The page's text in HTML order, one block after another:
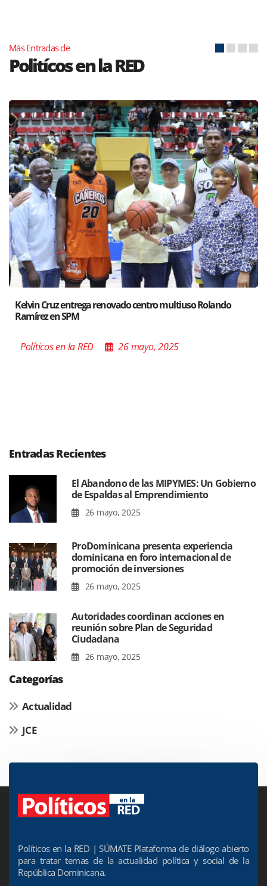
Más Entradas de
Politícos en la RED
renovado centro multiuso Rolando
26 mayo, 2025
Santiago
Entradas Recientes
El Abandono de las MIPYMES: Un Gobierno
de Espaldas al Emprendimiento
26 mayo, 2025
ProDominicana presenta experiencia
dominicana en foro internacional de
promoción de inversiones
26 mayo, 2025
Autoridades coordinan acciones en
reunión sobre Plan de Seguridad
Ciudadana
26 mayo, 2025
Categorías
Actualidad
JCE
Políticos en la RED | SÚMATE Plataforma de diálogo abierto
para tratar temas de la actualidad política y social de la
República Dominicana.